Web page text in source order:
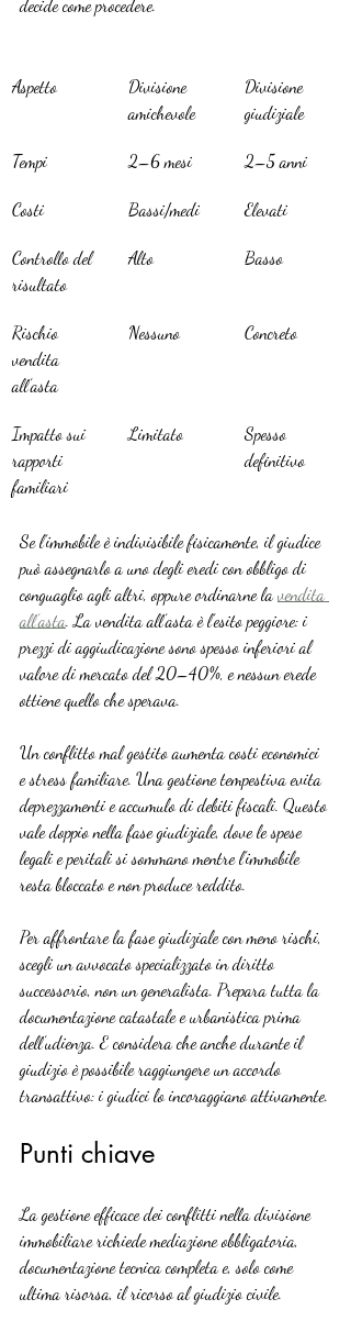
decide come procedere.
Aspetto
Divisione
amichevole
Divisione
giudiziale
Tempi 2–6 mesi 2–5 anni
Costi Bassi/medi Elevati
Controllo del
risultato
Alto Basso
Rischio
vendita
all’asta
Nessuno Concreto
Impatto sui
rapporti
familiari
Limitato
Spesso
definitivo
Se l’immobile è indivisibile fisicamente, il giudice
può assegnarlo a uno degli eredi con obbligo di
conguaglio agli altri, oppure ordinarne la vendita
all’asta. La vendita all’asta è l’esito peggiore: i
prezzi di aggiudicazione sono spesso inferiori al
valore di mercato del 20–40%, e nessun erede
ottiene quello che sperava.
Un conflitto mal gestito aumenta costi economici
e stress familiare. Una gestione tempestiva evita
deprezzamenti e accumulo di debiti fiscali. Questo
vale doppio nella fase giudiziale, dove le spese
legali e peritali si sommano mentre l’immobile
resta bloccato e non produce reddito.
Per affrontare la fase giudiziale con meno rischi,
scegli un avvocato specializzato in diritto
successorio, non un generalista. Prepara tutta la
documentazione catastale e urbanistica prima
dell’udienza. E considera che anche durante il
giudizio è possibile raggiungere un accordo
transattivo: i giudici lo incoraggiano attivamente.
Punti chiave
La gestione efficace dei conflitti nella divisione
immobiliare richiede mediazione obbligatoria,
documentazione tecnica completa e, solo come
ultima risorsa, il ricorso al giudizio civile.